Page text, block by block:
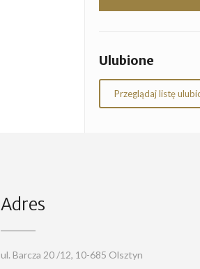
Ulubione
Przeglądaj listę
Adres
ul. Barcza 20 /12, 10-685 Olsztyn